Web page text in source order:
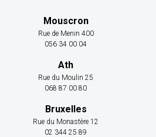
Mouscron
Rue de Menin 400
056 34 00 04
Ath
Rue du Moulin 25
068 87 00 80
Bruxelles
Rue du Monastère 12
02 344 25 89